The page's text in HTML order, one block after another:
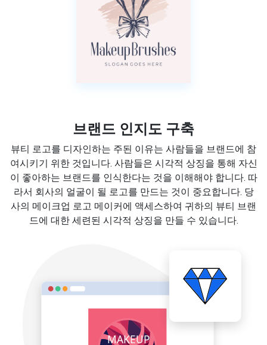
브랜드 인지도 구축
뷰티 로고를 디자인하는 주된 이유는 사람들을 브랜드에 참
여시키기 위한 것입니다. 사람들은 시각적 상징을 통해 자신
이 좋아하는 브랜드를 인식한다는 것을 이해해야 합니다. 따
라서 회사의 얼굴이 될 로고를 만드는 것이 중요합니다. 당
사의 메이크업 로고 메이커에 액세스하여 귀하의 뷰티 브랜
드에 대한 세련된 시각적 상징을 만들 수 있습니다.